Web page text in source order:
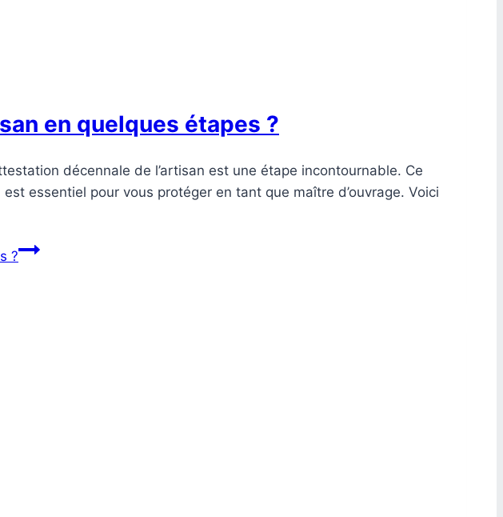
en quelques étapes ?
décennale de l’artisan est une étape incontournable. Ce
essentiel pour vous protéger en tant que maître d’ouvrage. Voici
?